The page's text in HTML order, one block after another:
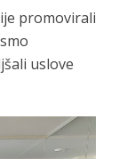
promovirali
uslove